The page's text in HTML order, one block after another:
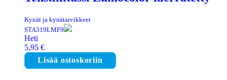
Kynät ja kynätarvikkeet
STA319LMF9
Heti
5,95 €
Lisää ostoskoriin